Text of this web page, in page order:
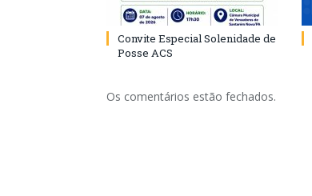
Convite Especial Solenidade de
Posse ACS
Os comentários estão fechados.